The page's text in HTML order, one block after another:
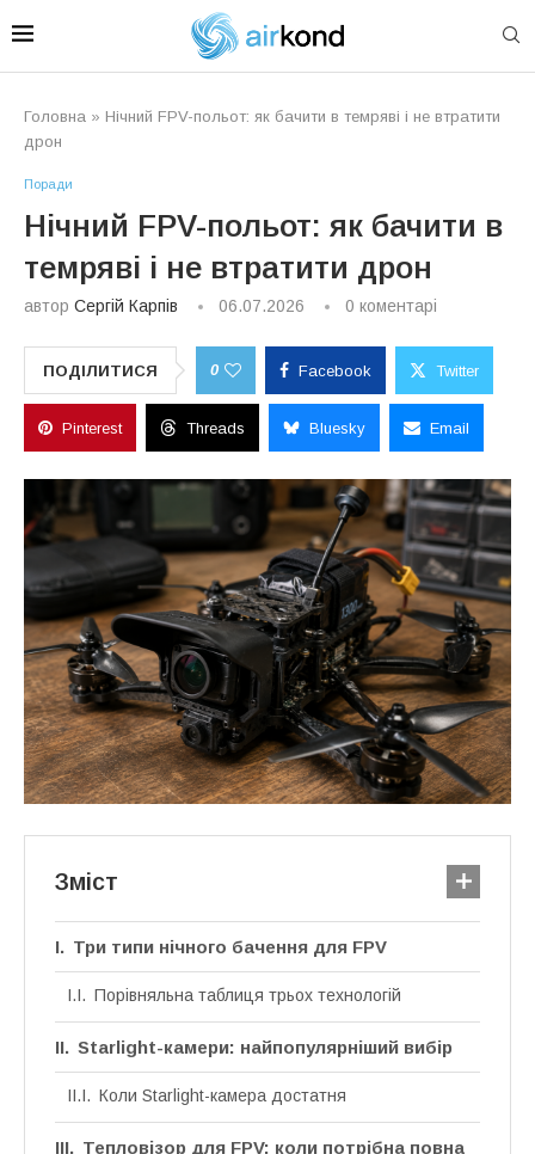
Головна » Нічний FPV-польот: як бачити в темряві і не втратити
дрон
Поради
Нічний FPV-польот: як бачити в
темряві і не втратити дрон
автор Сергій Карпів 06.07.2026 0 коментарі
ПОДІЛИТИСЯ 0 Facebook Twitter
Pinterest Threads Bluesky Email
Зміст
Три типи нічного бачення для FPV
Порівняльна таблиця трьох технологій
Starlight-камери: найпопулярніший вибір
Коли Starlight-камера достатня
Тепловізор для FPV: коли потрібна повна